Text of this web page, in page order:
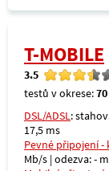
T-MOBILE
3.5
testů v okrese:70
DSL/ADSL:
17,5 ms
Pevné připojení
Mb/s | odezva: -